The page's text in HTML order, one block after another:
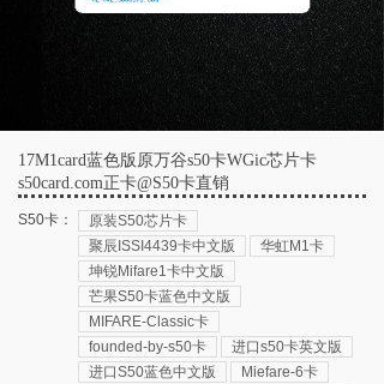
17M1card蓝色版原万谷s50卡WGic芯片卡
s50card.com正卡@S50卡直销
S50卡：
原装S50芯片卡
聚辰ISSI4439卡中文版
华虹M1卡
坤锐Mifare1卡中文版
芒果S50卡蓝色中文版
MIFARE-Classic卡
founded-by-s50卡
进口s50卡英文版
进口S50蓝色中文版
Miefare-6卡